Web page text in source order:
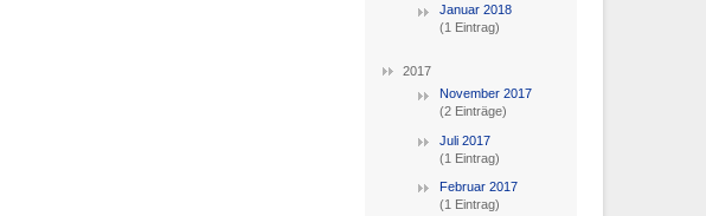
Januar 2018
(1 Eintrag)
2017
November 2017
(2 Einträge)
Juli 2017
(1 Eintrag)
Februar 2017
(1 Eintrag)